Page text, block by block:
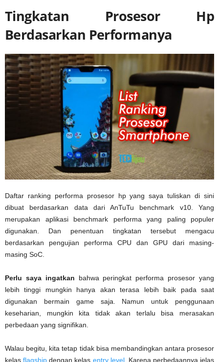
Tingkatan Prosesor Hp
Berdasarkan Performanya
Daftar ranking performa prosesor hp yang saya tuliskan di sini
dibuat berdasarkan data dari AnTuTu benchmark v10. Yang
merupakan aplikasi benchmark performa yang paling populer
digunakan. Dan penentuan tingkatan tersebut mengacu
berdasarkan pengujian performa CPU dan GPU dari masing-
masing SoC.
Perlu saya ingatkan bahwa peringkat performa prosesor yang
lebih tinggi mungkin hanya akan terasa lebih baik pada saat
digunakan bermain game saja. Namun untuk penggunaan
keseharian, mungkin kita tidak akan terlalu bisa merasakan
perbedaan yang signifikan.
Walau begitu, kita tetap tidak bisa membandingkan antara prosesor
kelasflagship dengan kelas entry level. Karena perbedaannya jelas